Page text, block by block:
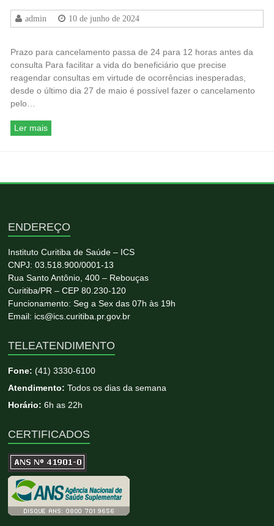
admin 10 de junho de 2024
Prazo para cancelamento passa de 24 para 12 horas antes da
consulta Para facilitar a vida do beneficiário que precise
reagendar consultas em virtude de ocorrências inesperadas,
desde o último dia 27 de maio é possível fazer o cancelamento
pelo…
Ler mais
ENDEREÇO
Instituto Curitiba de Saúde – ICS
CNPJ: 03.518.900/0001-13
Rua Santo Antônio, 400 – Rebouças
Curitiba/PR – CEP 80.230-120
Funcionamento: Seg a Sex das 07h às 19h
Email: ics@ics.curitiba.pr.gov.br
TELEATENDIMENTO
Fone:(41) 3330-6100
Atendimento: Todos os dias da semana
Horário: 6h as 22h
CERTIFICADOS